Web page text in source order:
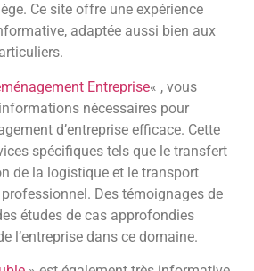
Ce site offre une expérience
adaptée aussi bien aux
Entreprise« , vous
nécessaires pour
d’entreprise efficace. Cette
spécifiques tels que le transfert
de la logistique et le transport
Des témoignages de
études de cas approfondies
l’entreprise dans ce domaine.